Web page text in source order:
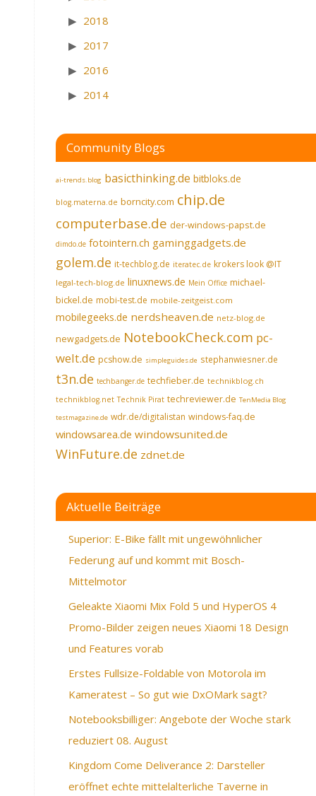
2018
2017
2016
2014
Community Blogs
ai-trends.blog basicthinking.de bitbloks.de
blog.materna.de borncity.com chip.de
computerbase.de der-windows-papst.de
dimdo.de fotointern.ch gaminggadgets.de
golem.de it-techblog.de iteratec.de krokers look @IT
legal-tech-blog.de linuxnews.de Mein Office michael-
bickel.de mobi-test.de mobile-zeitgeist.com
mobilegeeks.de nerdsheaven.de netz-blog.de
newgadgets.de NotebookCheck.com pc-
welt.de pcshow.de simpleguides.de stephanwiesner.de
t3n.de techbanger.de techfieber.de technikblog.ch
technikblog.net Technik Pirat techreviewer.de TenMedia Blog
testmagazine.de wdr.de/digitalistan windows-faq.de
windowsarea.de windowsunited.de
WinFuture.de zdnet.de
Aktuelle Beiträge
Superior: E-Bike fällt mit ungewöhnlicher
Federung auf und kommt mit Bosch-
Mittelmotor
Geleakte Xiaomi Mix Fold 5 und HyperOS 4
Promo-Bilder zeigen neues Xiaomi 18 Design
und Features vorab
Erstes Fullsize-Foldable von Motorola im
Kameratest – So gut wie DxOMark sagt?
Notebooksbilliger: Angebote der Woche stark
reduziert 08. August
Kingdom Come Deliverance 2: Darsteller
eröffnet echte mittelalterliche Taverne in